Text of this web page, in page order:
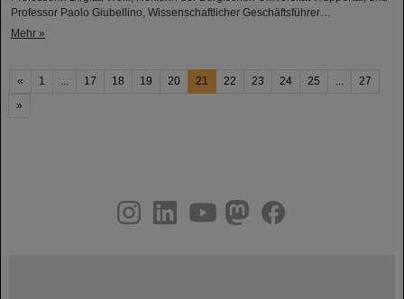
Professor Paolo Giubellino, Wissenschaftlicher Geschäftsführer…
Mehr »
« 1 ... 17 18 19 20 21 22 23 24 25 ...
27
»
youtubehelmholtz.socialfacebook